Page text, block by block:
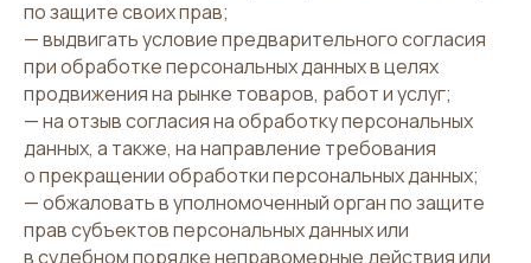
по защите своих прав;
— выдвигать условие предварительного согласия
при обработке персональных данных в целях
продвижения на рынке товаров, работ и услуг;
— на отзыв согласия на обработку персональных
данных, а также, на направление требования
о прекращении обработки персональных данных;
— обжаловать в уполномоченный орган по защите
прав субъектов персональных данных или
в судебном порядке неправомерные действия или